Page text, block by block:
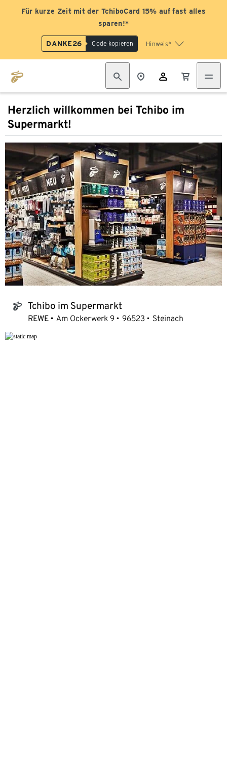
Für kurze Zeit mit der TchiboCard 15% auf fast alles
sparen!*
DANKE26 Code kopieren Hinweis*
Herzlich willkommen bei Tchibo im
Supermarkt!
tchibo_logo Tchibo im Supermarkt
REWE Am Ockerwerk 9 96523 Steinach